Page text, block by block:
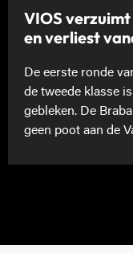
VIOS
en verliest
De eerste ronde
de tweede klasse
gebleken. De
geen poot aan de